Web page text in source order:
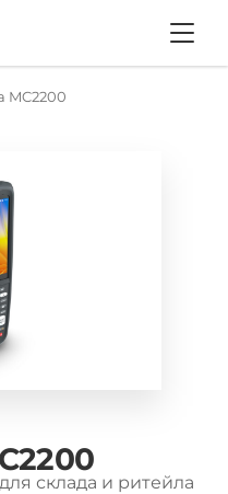
MC2200
склада и ритейла